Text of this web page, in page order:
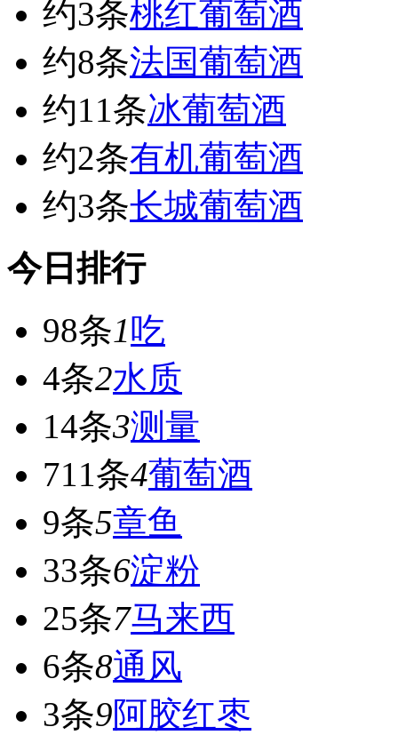
约3条桃红葡萄酒
约8条法国葡萄酒
约11条冰葡萄酒
约2条有机葡萄酒
约3条长城葡萄酒
今日排行
98条1吃
4条2水质
14条3测量
711条4葡萄酒
9条5章鱼
33条6淀粉
25条7马来西
6条8通风
3条9阿胶红枣